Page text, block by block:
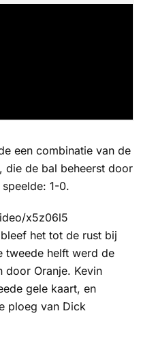
een combinatie van de
die de bal beheerst door
1-0.
x5z06l5
het tot de rust bij
tweede helft werd de
door Oranje. Kevin
gele kaart, en
ploeg van Dick